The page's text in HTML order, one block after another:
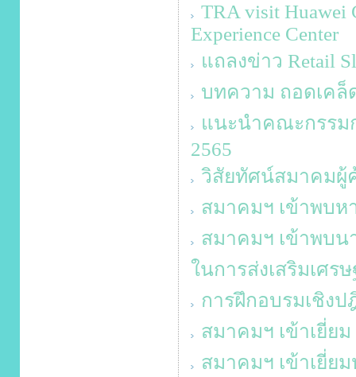
TRA visit Huawei
Experience Center
แถลงข่าว Retail
บทความ ถอดเคล็
แนะนำคณะกรรม
2565
วิสัยทัศน์สมาคมผู้
สมาคมฯ เข้าพบห
สมาคมฯ เข้าพบน
ในการส่งเสริมเศร
การฝึกอบรมเชิงป
สมาคมฯ เข้าเยี่ยม
สมาคมฯ เข้าเยี่ยม